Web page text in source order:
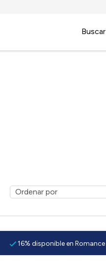
Buscar
16% disponible en Romance